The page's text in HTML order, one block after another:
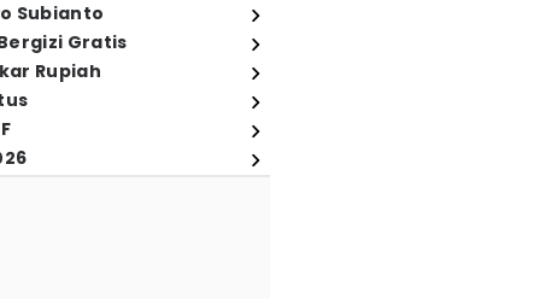
Subianto
Gratis
Rupiah